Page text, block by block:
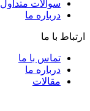
سوالات متداول
درباره ما
ارتباط با ما
تماس با ما
درباره ما
مقالات